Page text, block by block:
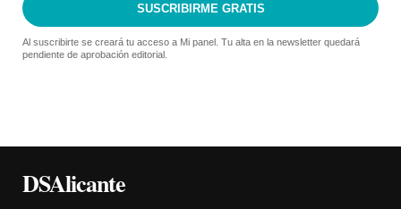
SUSCRIBIRME GRATIS
Al suscribirte se creará tu acceso a Mi panel. Tu alta en la newsletter quedará
pendiente de aprobación editorial.
DSAlicante